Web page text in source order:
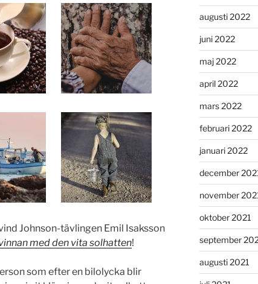
Johnson-tävlingen Emil Isaksson
med den vita solhatten!
som efter en bilolycka blir
augusti 2022
juni 2022
maj 2022
april 2022
mars 2022
februari 2022
januari 2022
december
november
oktober 2021
september
augusti 2021